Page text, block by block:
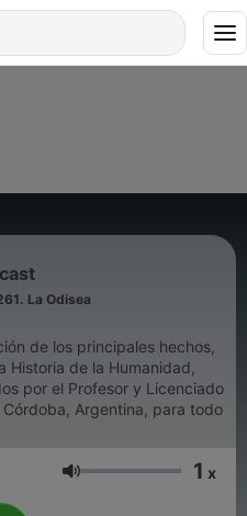
La Odisea
de los principales hechos,
de la Humanidad,
por el Profesor y Licenciado
Argentina, para todo
Volym 1 x